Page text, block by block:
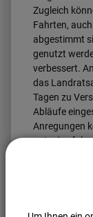
Zugleich
Fahrten,
abgestimmt
genutzt
verbessert.
das
Tagen zu
Abläufe
Anregungen
unten)
Ihre